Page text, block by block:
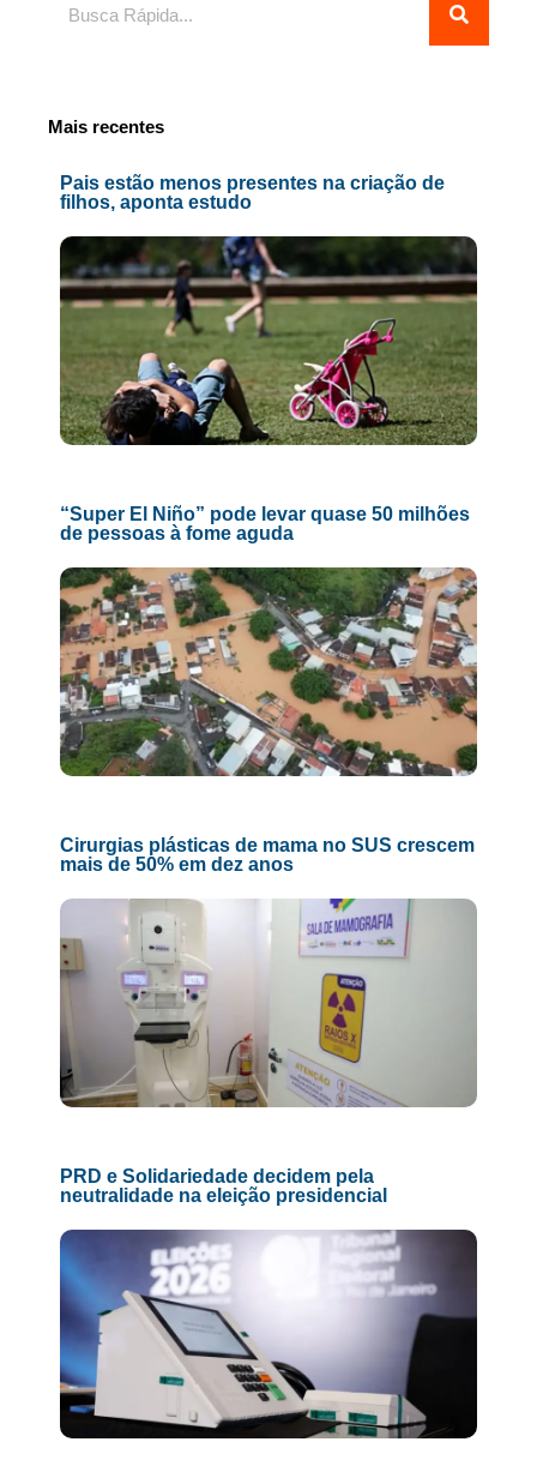
Mais recentes
Pais estão menos presentes na criação de
filhos, aponta estudo
“Super El Niño” pode levar quase 50 milhões
de pessoas à fome aguda
Cirurgias plásticas de mama no SUS crescem
mais de 50% em dez anos
PRD e Solidariedade decidem pela
neutralidade na eleição presidencial